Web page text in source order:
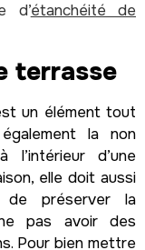
d’étanchéité de
terrasse
un élément tout
la non
d’une
elle doit aussi
de préserver la
pas avoir des
Pour bien mettre